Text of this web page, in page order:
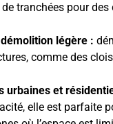
tranchées pour des
légère :
comme des
urbaines et
elle est parfaite